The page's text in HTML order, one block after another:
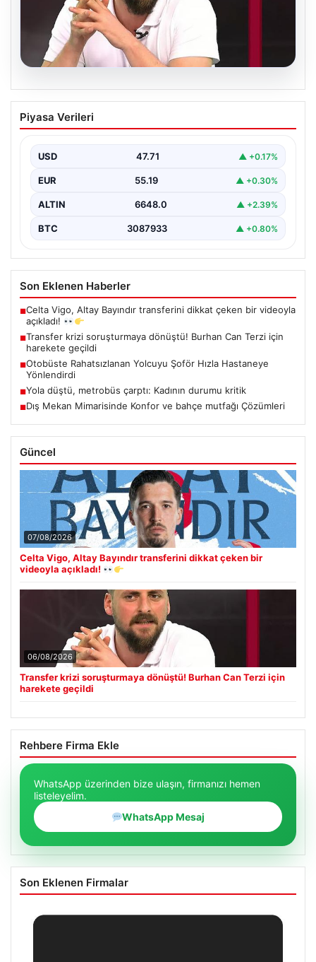
06.08.2026
Transfer krizi soruşturmaya dönüştü!
Burhan Can Terzi için harekete geçildi
Piyasa Verileri
USD 47.71 ▲ +0.17%
EUR 55.19 ▲ +0.30%
ALTIN 6648.0 ▲ +2.39%
BTC 3087933 ▲ +0.80%
Son Eklenen Haberler
■Celta Vigo, Altay Bayındır transferini dikkat çeken bir videoyla
açıkladı!
■Transfer krizi soruşturmaya dönüştü! Burhan Can Terzi için
harekete geçildi
■Otobüste Rahatsızlanan Yolcuyu Şoför Hızla Hastaneye
Yönlendirdi
■Yola düştü, metrobüs çarptı: Kadının durumu kritik
■Dış Mekan Mimarisinde Konfor ve bahçe mutfağı Çözümleri
Güncel
07/08/2026
Celta Vigo, Altay Bayındır transferini dikkat çeken bir
videoyla açıkladı!
06/08/2026
Transfer krizi soruşturmaya dönüştü! Burhan Can Terzi için
harekete geçildi
Rehbere Firma Ekle
WhatsApp üzerinden bize ulaşın, firmanızı hemen
listeleyelim.
WhatsApp Mesaj
Son Eklenen Firmalar